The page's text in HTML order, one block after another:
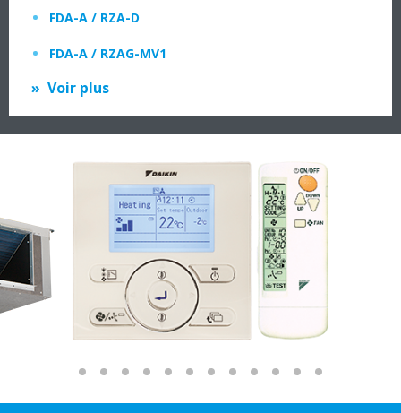
FDA-A / RZA-D
FDA-A / RZAG-MV1
Voir plus